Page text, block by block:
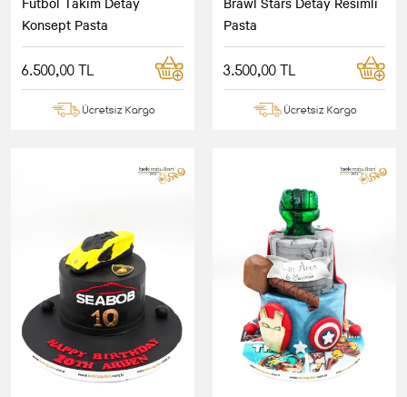
Konsept Pasta
6.500,00 TL
Ücretsiz Kargo
Pasta
3.500,00 TL
Ücretsiz Kargo